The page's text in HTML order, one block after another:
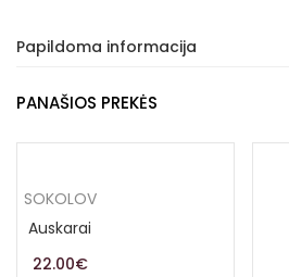
Papildoma informacija
PANAŠIOS PREKĖS
SOKOLOV
Auskarai
22.00€